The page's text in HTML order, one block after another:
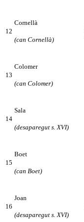
12
Cornellà
(can Cornellà)
13
Colomer
(can Colomer)
14
Sala
(desaparegut s. XVI)
15
Boet
(can Boet)
16
Joan
(desaparegut s. XVI)